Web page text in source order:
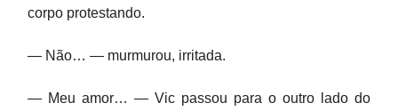
corpo protestando.
— Não… — murmurou, irritada.
— Meu amor… — Vic passou para o outro lado do